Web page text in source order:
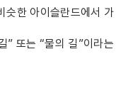
슷한 아이슬란드에서 가
” 또는 “물의 길”이라는